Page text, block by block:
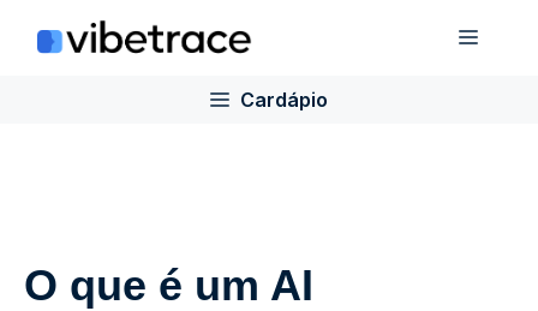
para
Cardápio
O que é um AI